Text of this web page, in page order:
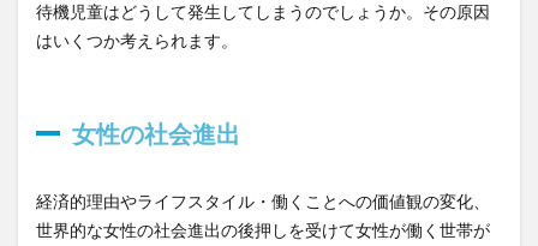
待機児童はどうして発生してしまうのでしょうか。その原因
はいくつか考えられます。
女性の社会進出
経済的理由やライフスタイル・働くことへの価値観の変化、
世界的な女性の社会進出の後押しを受けて女性が働く世帯が